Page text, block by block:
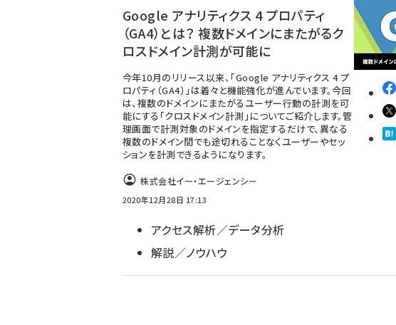
Google アナリティクス 4 プロパティ
（GA4）とは？ 複数ドメインにまたがるク
ロスドメイン計測が可能に
今年10月のリリース以来、「Google アナリティクス 4 プ
ロパティ（GA4）」は着々と機能強化が進んでいます。今回
は、複数のドメインにまたがるユーザー行動の計測を可
能にする「クロスドメイン計測」についてご紹介します。管
理画面で計測対象のドメインを指定するだけで、異なる
複数のドメイン間でも途切れることなくユーザーやセッ
ションを計測できるようになります。
株式会社イー・エージェンシー
2020年12月28日 17:13
アクセス解析／データ分析
解説／ノウハウ